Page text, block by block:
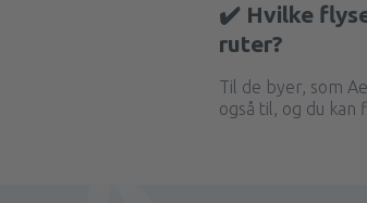
✔️ Hvilke
ruter?
Til de byer, som
også til, og du kan